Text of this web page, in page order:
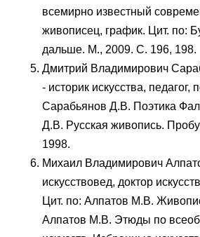
всемирно известный
живописец, график. Цит. по:
дальше. М., 2009. С. 196, 198.
Дмитрий Владимирович
- историк искусства, педагог,
Сарабьянов Д.В. Поэтика
Д.В. Русская живопись.
1998.
Михаил Владимирович
искусствовед, доктор
Цит. по: Алпатов М.В.
Алпатов М.В. Этюды по